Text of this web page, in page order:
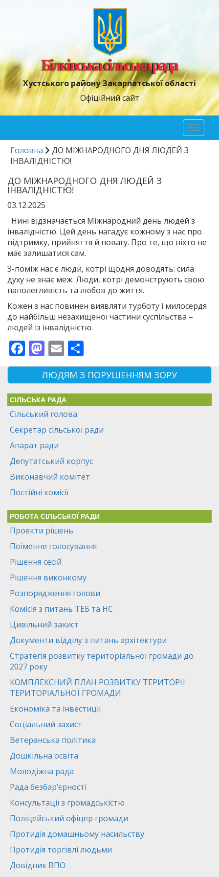
Білківська сільська рада
Хустського району Закарпатської області
Офіційний сайт
Toggle
Головна
ДО МІЖНАРОДНОГО ДНЯ ЛЮДЕЙ З
ІНВАЛІДНІСТЮ!
ДО МІЖНАРОДНОГО ДНЯ ЛЮДЕЙ З
ІНВАЛІДНІСТЮ!
03.12.2025
Нині відзначається Міжнародний день людей з
інвалідністю. Цей день нагадує кожному з нас про
підтримку, прийняття й повагу. Про те, що ніхто не
має залишатися сам.
З-поміж нас є люди, котрі щодня доводять: сила
духу не знає меж. Люди, котрі демонструють свою
наполегливість та любов до життя.
Кожен з нас повинен виявляти турботу і милосердя
до найбільш незахищеної частини суспільства –
людей із інвалідністю.
Facebook
Mastodon
Email
ЛЮДЯМ З ПОРУШЕННЯМ ЗОРУ
СІЛЬСЬКА РАДА
Сільський голова
Секретар сільської ради
Апарат ради
Депутатський корпус
Виконавчий комітет
Постійні комісії
РОБОТА СІЛЬСЬКОЇ РАДИ
Проекти рішень
Поіменне голосування
Рішення сесій
Рішення виконкому
Розпорядження голови
Комісія з питань ТЕБ та НС
Цивільний захист
Документи відділу з питань архітектури
Стратегія розвитку територіальної громади до
2027 року
КОМПЛЕКСНИЙ ПЛАН РОЗВИТКУ ТЕРИТОРІЇ
ТЕРИТОРІАЛЬНОЇ ГРОМАДИ
Економіка та інвестиції
Соціальний захист
Ветеранська політика
Дошкільна освіта
Молодіжна рада
Рада безбар’єрності
Консультації з громадськістю
Поліцейський офіцер громади
Протидія домашньому насильству
Протидія торгівлі людьми
Довідник ВПО